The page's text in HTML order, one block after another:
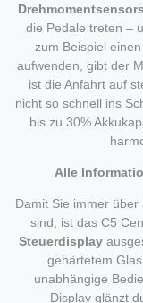
Drehmomentsensors
die Pedale treten –
zum Beispiel
aufwenden, gibt der
ist die Anfahrt auf
nicht so schnell ins
bis zu 30%
Alle
Damit Sie immer
sind, ist das C5
Steuerdisplay
gehärtetem
unabhängige
Display glänzt